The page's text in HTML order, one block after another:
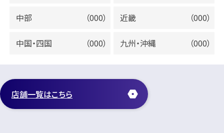
中部 （000） 近畿 （000）
中国・四国 （000） 九州・沖縄 （000）
店舗一覧はこちら